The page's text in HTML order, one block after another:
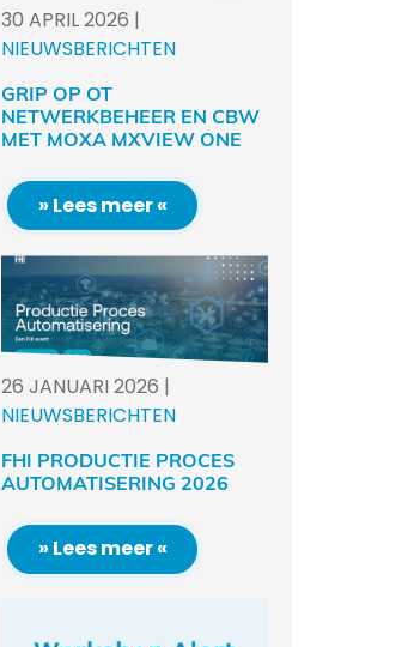
30 APRIL2026 |
NIEUWSBERICHTEN
GRIP OP OT
NETWERKBEHEER EN CBW
MET MOXA MXVIEW ONE
» Lees meer «
26 JANUARI 2026 |
NIEUWSBERICHTEN
FHI PRODUCTIE PROCES
AUTOMATISERING 2026
» Lees meer «